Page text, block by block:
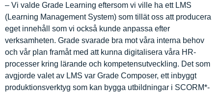
– Vi valde Grade Learning eftersom vi ville ha ett LMS
(Learning Management System) som tillät oss att producera
eget innehåll som vi också kunde anpassa efter
verksamheten. Grade svarade bra mot våra interna behov
och vår plan framåt med att kunna digitalisera våra HR-
processer kring lärande och kompetensutveckling. Det som
avgjorde valet av LMS var Grade Composer, ett inbyggt
produktionsverktyg som kan bygga utbildningar i SCORM*-